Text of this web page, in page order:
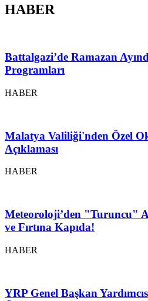
HABER
Battalgazi’de Ramazan
Programları
HABER
Malatya Valiliği'nden Özel
Açıklaması
HABER
Meteoroloji’den "Turuncu"
ve Fırtına Kapıda!
HABER
YRP Genel Başkan